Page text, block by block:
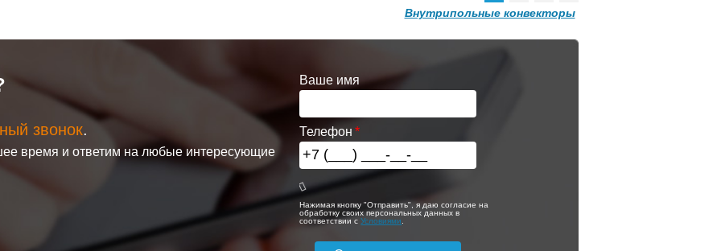
цвета
Решетка
алюминиевая
поперечная itermic
SGL.700.220 цвета
Решетка
поперечная itermic
SGL.700.280 цвета
шампань
4 451
Подробнее
Решетка
SGL.700.340 цвета
itermic Конвектор
внутрипольный
ITTZ.110.200.1800
itermic Конвектор
внутрипольный
ITTBZ.190.250.1200
23 353
ITTB.110.250.2200
Внутрипольные конвекторы
звонок.
время и ответим на любые интересующие
Ваше имя
Телефон
Нажимая кнопку "Отправить", я даю согласие на
обработку своих персональных данных в
соответствии сУсловиями